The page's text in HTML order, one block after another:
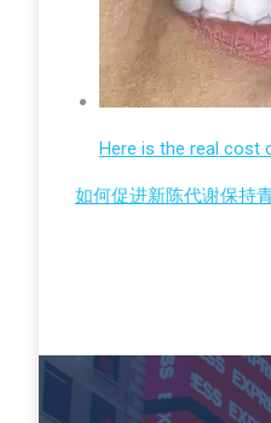
Here is the real cost
如何促进新陈代谢保持